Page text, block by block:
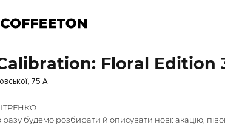
Floral Edition
75 А
будемо розбирати й описувати нові: акацію,